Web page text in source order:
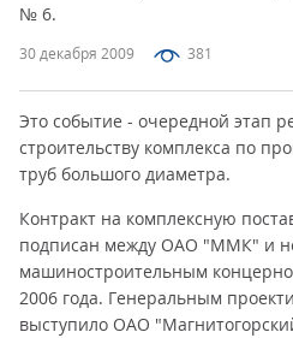
30 декабря 2009 381
№ 6.
Это событие - очередной этап
строительству комплекса по
труб большого диаметра.
Контракт на комплексную
подписан между ОАО "ММК" и
машиностроительным
2006 года. Генеральным
выступило ОАО